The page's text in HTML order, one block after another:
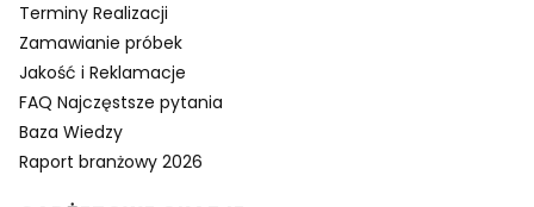
Terminy Realizacji
Zamawianie próbek
Jakość i Reklamacje
FAQ Najczęstsze pytania
Baza Wiedzy
Raport branżowy 2026